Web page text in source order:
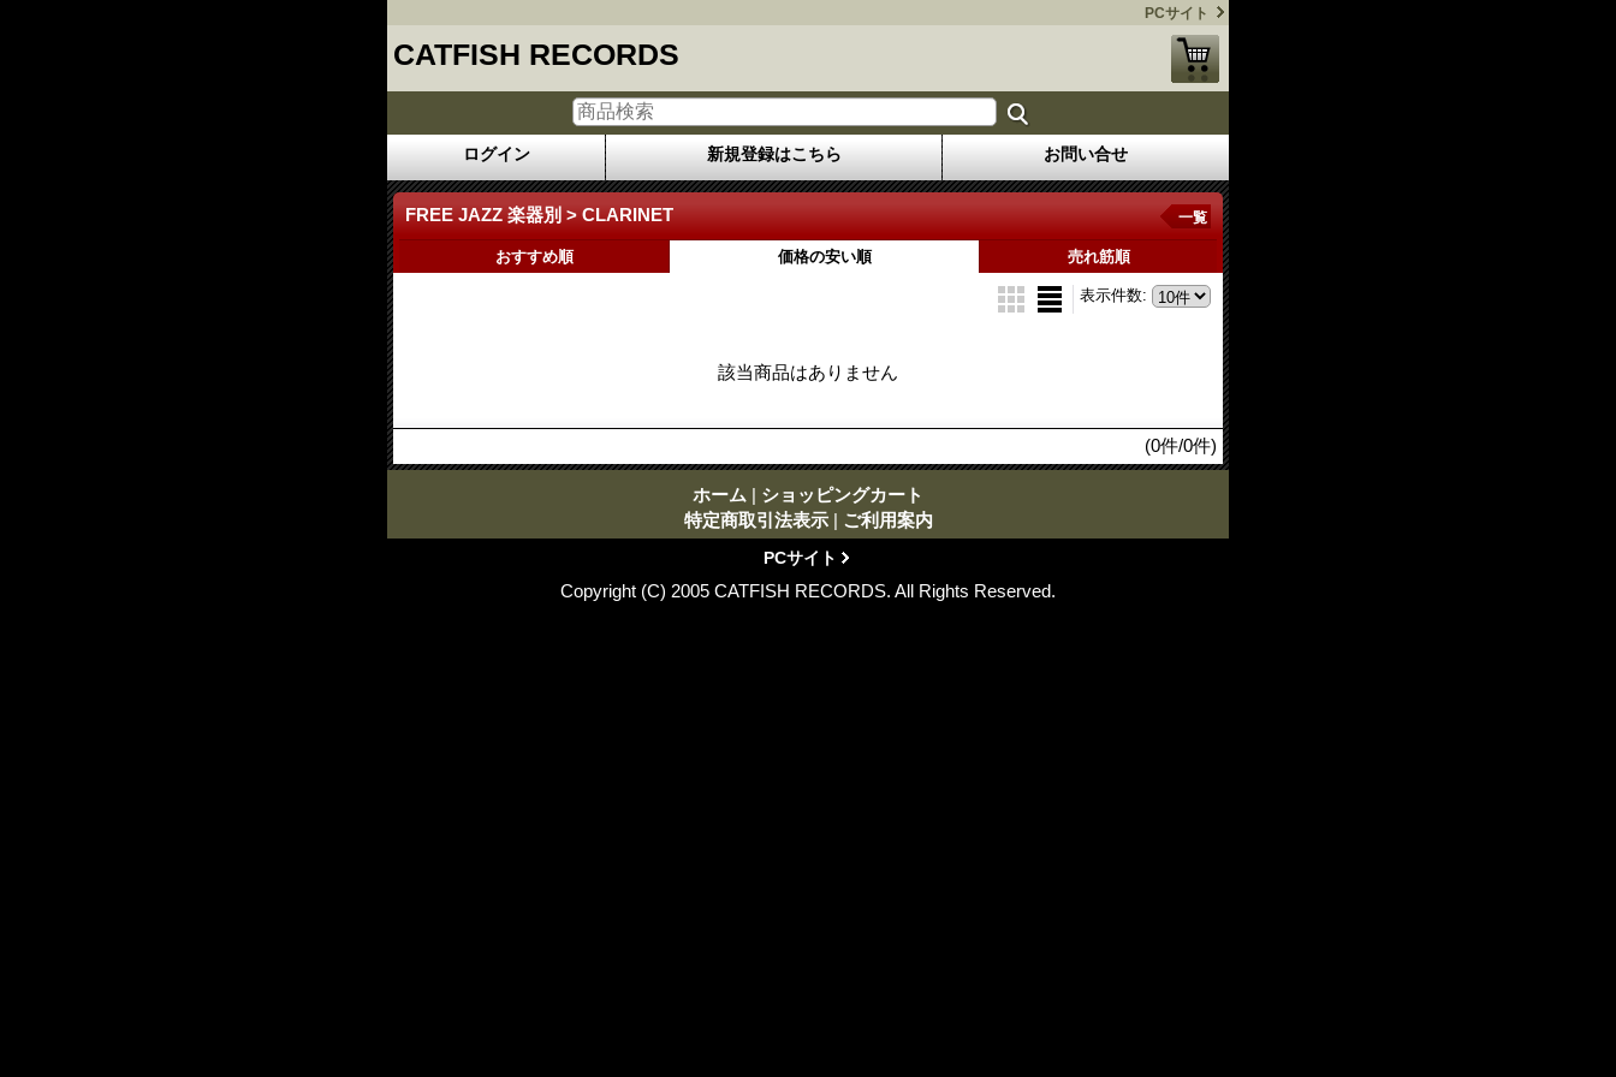
PCサイト
CATFISH RECORDS
ログイン 新規登録はこちら お問い合せ
FREE JAZZ 楽器別 > CLARINET 一覧
おすすめ順 価格の安い順 売れ筋順
表示件数:
該当商品はありません
(0件/0件)
ホーム | ショッピングカート
特定商取引法表示 | ご利用案内
PCサイト
Copyright (C) 2005 CATFISH RECORDS. All Rights Reserved.